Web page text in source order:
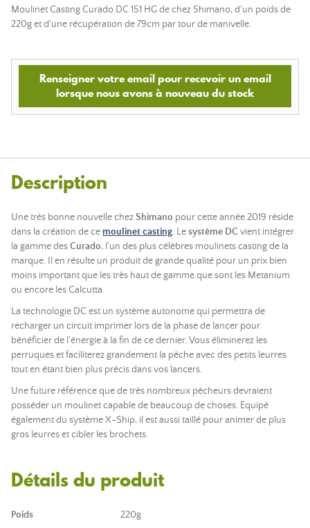
Moulinet Casting Curado DC 151 HG de chez Shimano, d'un poids de
220g et d'une récupération de 79cm par tour de manivelle.
Renseigner votre email pour recevoir un email
lorsque nous avons à nouveau du stock
Description
Une très bonne nouvelle chezShimano pour cette année 2019 réside
dans la création de ce moulinet casting. Lesystème DC vient intégrer
la gamme desCurado, l'un des plus célèbres moulinets casting de la
marque. Il en résulte un produit de grande qualité pour un prix bien
moins important que les très haut de gamme que sont les Metanium
ou encore les Calcutta.
La technologie DC est un système autonome qui permettra de
recharger un circuit imprimer lors de la phase de lancer pour
bénéficier de l'énergie à la fin de ce dernier. Vous éliminerez les
perruques et faciliterez grandement la pêche avec des petits leurres
tout en étant bien plus précis dans vos lancers.
Une future référence que de très nombreux pêcheurs devraient
posséder un moulinet capable de beaucoup de choses. Equipé
également du système X-Ship, il est aussi taillé pour animer de plus
gros leurres et cibler les brochets.
Détails du produit
Poids
220g